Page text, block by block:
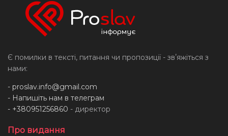
Є помилки в тексті, питання чи пропозиції - звʼяжіться з
нами:
- proslav.info@gmail.com
- Напишіть нам в телеграм
- +380951256860 - директор
Про видання